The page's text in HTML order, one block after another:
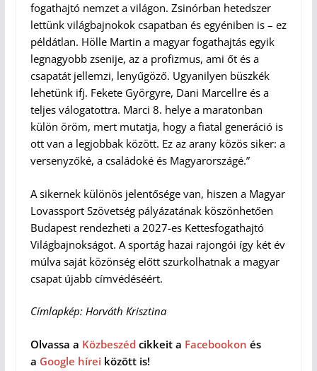
fogathajtó nemzet a világon. Zsinórban hetedszer
lettünk világbajnokok csapatban és egyéniben is – ez
példátlan. Hölle Martin a magyar fogathajtás egyik
legnagyobb zsenije, az a profizmus, ami őt és a
csapatát jellemzi, lenyűgöző. Ugyanilyen büszkék
lehetünk ifj. Fekete Györgyre, Dani Marcellre és a
teljes válogatottra. Marci 8. helye a maratonban
külön öröm, mert mutatja, hogy a fiatal generáció is
ott van a legjobbak között. Ez az arany közös siker: a
versenyzőké, a családoké és Magyarországé.”
A sikernek különös jelentősége van, hiszen a Magyar
Lovassport Szövetség pályázatának köszönhetően
Budapest rendezheti a 2027-es Kettesfogathajtó
Világbajnokságot. A sportág hazai rajongói így két év
múlva saját közönség előtt szurkolhatnak a magyar
csapat újabb címvédéséért.
Címlapkép: Horváth Krisztina
Olvassa a Közbeszéd cikkeit a Facebookon és
a Google hírei között is!